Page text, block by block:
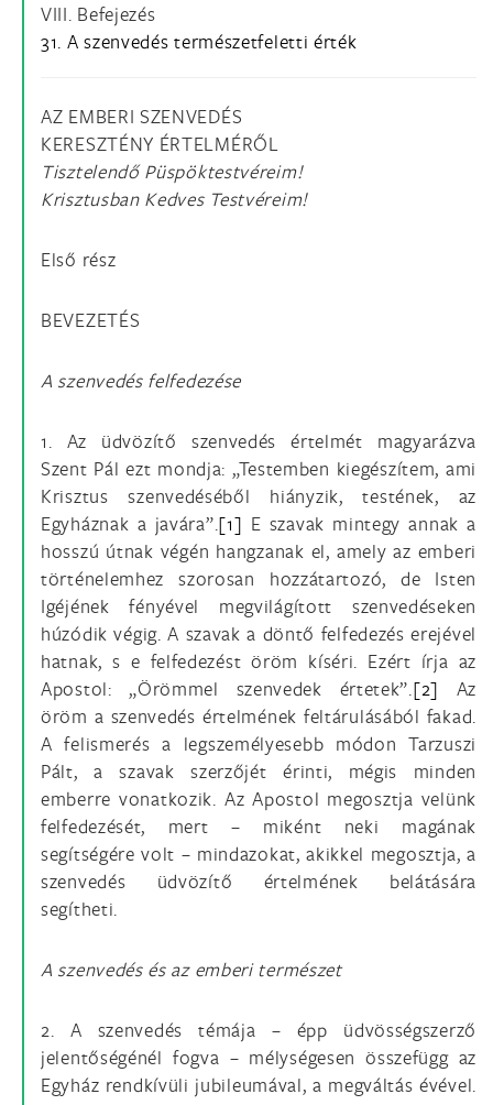
VIII. Befejezés
31. A szenvedés természetfeletti érték
AZ EMBERI SZENVEDÉS
KERESZTÉNY ÉRTELMÉRŐL
Tisztelendő Püspöktestvéreim!
Krisztusban Kedves Testvéreim!
Első rész
BEVEZETÉS
A szenvedés felfedezése
1. Az üdvözítő szenvedés értelmét magyarázva
Szent Pál ezt mondja: „Testemben kiegészítem, ami
Krisztus szenvedéséből hiányzik, testének, az
Egyháznak a javára”.[1] E szavak mintegy annak a
hosszú útnak végén hangzanak el, amely az emberi
történelemhez szorosan hozzátartozó, de Isten
Igéjének fényével megvilágított szenvedéseken
húzódik végig. A szavak a döntő felfedezés erejével
hatnak, s e felfedezést öröm kíséri. Ezért írja az
Apostol: „Örömmel szenvedek értetek”.[2] Az
öröm a szenvedés értelmének feltárulásából fakad.
A felismerés a legszemélyesebb módon Tarzuszi
Pált, a szavak szerzőjét érinti, mégis minden
emberre vonatkozik. Az Apostol megosztja velünk
felfedezését, mert – miként neki magának
segítségére volt – mindazokat, akikkel megosztja, a
szenvedés üdvözítő értelmének belátására
segítheti.
A szenvedés és az emberi természet
2. A szenvedés témája – épp üdvösségszerző
jelentőségénél fogva – mélységesen összefügg az
Egyház rendkívüli jubileumával, a megváltás évével.